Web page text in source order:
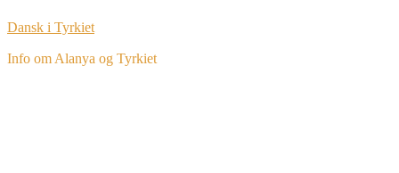
Dansk i Tyrkiet
Info om Alanya og Tyrkiet